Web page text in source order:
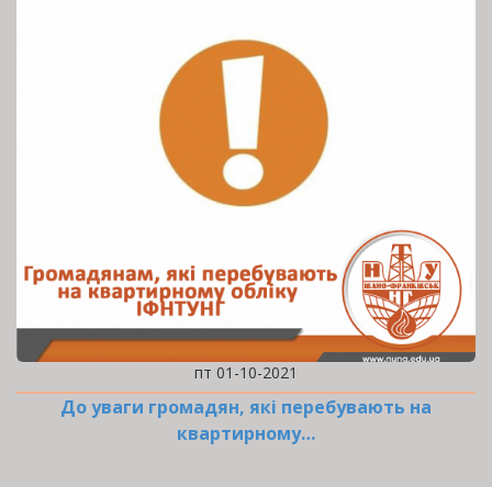
пт 01-10-2021
До уваги громадян, які перебувають на
квартирному…